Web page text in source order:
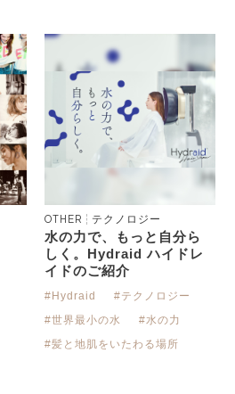
OTHER テクノロジー
水の力で、もっと自分ら
しく。Hydraid ハイドレ
イドのご紹介
#Hydraid
#テクノロジー
#世界最小の水
#水の力
#髪と地肌をいたわる場所